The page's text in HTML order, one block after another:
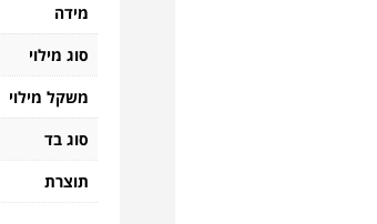
מידה
סוג מילוי
משקל מילוי
סוג בד
תוצרת